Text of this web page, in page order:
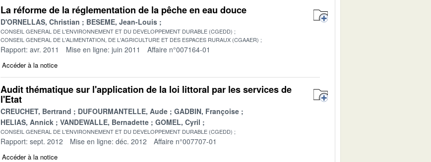
La réforme de la réglementation de la pêche en eau douce
D'ORNELLAS, Christian BESEME, Jean-Louis
CONSEIL GENERAL DE L'ENVIRONNEMENT ET DU DEVELOPPEMENT DURABLE (CGEDD)
CONSEIL GENERAL DE L'ALIMENTATION, DE L'AGRICULTURE ET DES ESPACES RURAUX (CGAAER)
Rapport: avr. 2011 Mise en ligne: juin 2011 Affaire n°007164-01
Accéder à la notice
Audit thématique sur l'application de la loi littoral par les services de
l'Etat
CREUCHET, Bertrand DUFOURMANTELLE, Aude
GADBIN, Françoise
HELIAS, Annick
VANDEWALLE, Bernadette GOMEL, Cyril
CONSEIL GENERAL DE L'ENVIRONNEMENT ET DU DEVELOPPEMENT DURABLE (CGEDD)
Rapport: sept. 2012 Mise en ligne: déc. 2012 Affaire n°007707-01
Accéder à la notice